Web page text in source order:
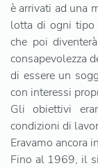
è arrivati ad una
lotta di ogni tipo
che poi
consapevolezza
di essere un
con interessi
Gli obiettivi
condizioni di
Eravamo ancora
Fino al 1969, il